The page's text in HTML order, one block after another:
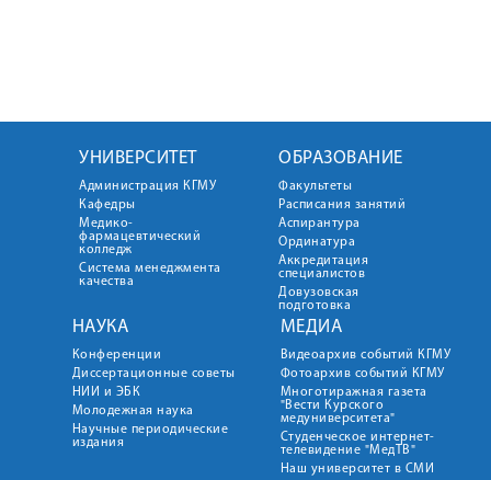
УНИВЕРСИТЕТ
Администрация КГМУ
Кафедры
Медико-
фармацевтический
колледж
Система менеджмента
качества
ОБРАЗОВАНИЕ
Факультеты
Расписания занятий
Аспирантура
Ординатура
Аккредитация
специалистов
Довузовская
подготовка
НАУКА
Конференции
Диссертационные советы
НИИ и ЭБК
Молодежная наука
Научные периодические
издания
МЕДИА
Видеоархив событий КГМУ
Фотоархив событий КГМУ
Многотиражная газета
"Вести Курского
медуниверситета"
Студенческое интернет-
телевидение "МедТВ"
Наш университет в СМИ